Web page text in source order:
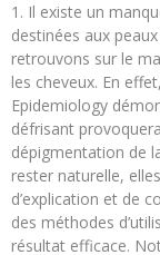
Il existe un
destinées aux
retrouvons sur le
les cheveux. En
Epidemiology
défrisant
dépigmentation de
rester naturelle,
d’explication et de
des méthodes
résultat efficace.